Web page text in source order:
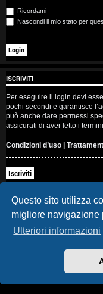
Questo sito utilizza
migliore navigazione
Ulteriori informazioni
t
s
e
n
z
a
r
i
s
p
o
t
Ricordami
Nascondi il mio stato per
ISCRIVITI
Per eseguire il login devi
pochi secondi e garantisce
può anche dare permessi
assicurati di aver letto i
Condizioni d’uso |
Iscriviti
Casa DAG